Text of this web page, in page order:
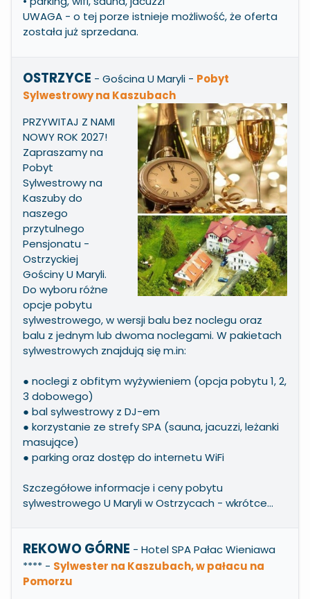
UWAGA - o tej porze istnieje możliwość, że oferta
została już sprzedana.
OSTRZYCE - Gościna U Maryli - Pobyt
Sylwestrowy na Kaszubach
PRZYWITAJ Z NAMI
NOWY ROK 2027!
Zapraszamy na
Pobyt
Sylwestrowy na
Kaszuby do
naszego
przytulnego
Pensjonatu -
Ostrzyckiej
Gościny U Maryli.
Do wyboru różne
opcje pobytu
sylwestrowego, w wersji balu bez noclegu oraz
balu z jednym lub dwoma noclegami. W pakietach
sylwestrowych znajdują się m.in:
● noclegi z obfitym wyżywieniem (opcja pobytu 1, 2,
3 dobowego)
● bal sylwestrowy z DJ-em
● korzystanie ze strefy SPA (sauna, jacuzzi, leżanki
masujące)
● parking oraz dostęp do internetu WiFi
Szczegółowe informacje i ceny pobytu
sylwestrowego U Maryli w Ostrzycach - wkrótce...
REKOWO GÓRNE - Hotel SPA Pałac Wieniawa
**** - Sylwester na Kaszubach, w pałacu na
Pomorzu